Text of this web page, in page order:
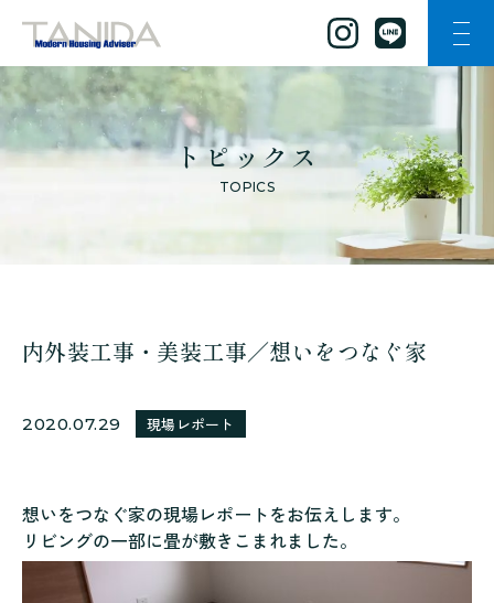
谷田工務店のトップページへ移動
ナビ
トピックス
TOPICS
内外装工事・美装工事／想いをつなぐ家
2020.07.29 現場レポート
想いをつなぐ家の現場レポートをお伝えします。
リビングの一部に畳が敷きこまれました。